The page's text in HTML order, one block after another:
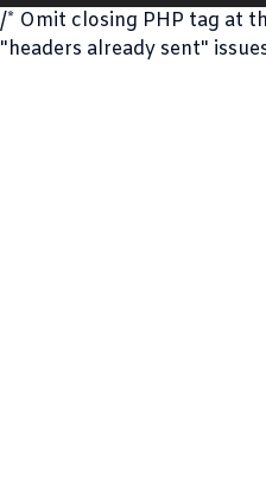
/* Omit closing PHP tag at
"headers already sent"